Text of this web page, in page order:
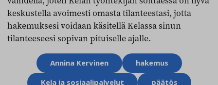
keskustella avoimesti omasta tilanteestasi, jotta
hakemuksesi voidaan käsitellä Kelassa sinun
tilanteeseesi sopivan pituiselle ajalle.
AihesanatAnnina Kervinen
hakemus
Kela ja sosiaalipalvelut
päätös